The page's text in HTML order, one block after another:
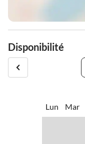
Disponibilité
Lun
Mar